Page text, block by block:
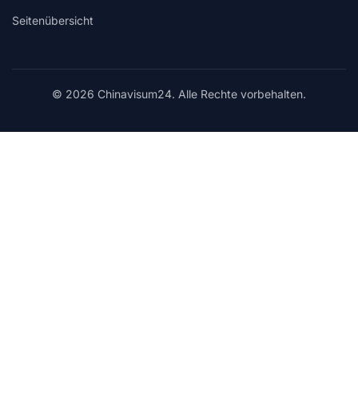
Seitenübersicht
© 2026 Chinavisum24. Alle Rechte vorbehalten.